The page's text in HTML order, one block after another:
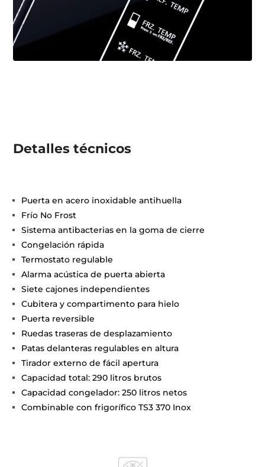
Detalles técnicos
Puerta en acero inoxidable antihuella
Frío No Frost
Sistema antibacterias en la goma de cierre
Congelación rápida
Termostato regulable
Alarma acústica de puerta abierta
Siete cajones independientes
Cubitera y compartimento para hielo
Puerta reversible
Ruedas traseras de desplazamiento
Patas delanteras regulables en altura
Tirador externo de fácil apertura
Capacidad total: 290 litros brutos
Capacidad congelador: 250 litros netos
Combinable con frigorífico TS3 370 Inox